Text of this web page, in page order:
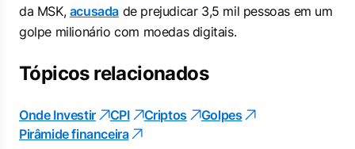
da MSK, acusada de prejudicar 3,5 mil pessoas em um
golpe milionário com moedas digitais.
Tópicos relacionados
Onde Investir CPI Criptos
Golpes
Pirâmide financeira